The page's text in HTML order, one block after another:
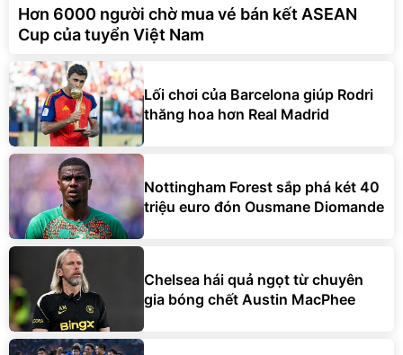
Hơn 6000 người chờ mua vé bán kết ASEAN
Cup của tuyển Việt Nam
Lối chơi của Barcelona giúp Rodri
thăng hoa hơn Real Madrid
Nottingham Forest sắp phá két 40
triệu euro đón Ousmane Diomande
Chelsea hái quả ngọt từ chuyên
gia bóng chết Austin MacPhee